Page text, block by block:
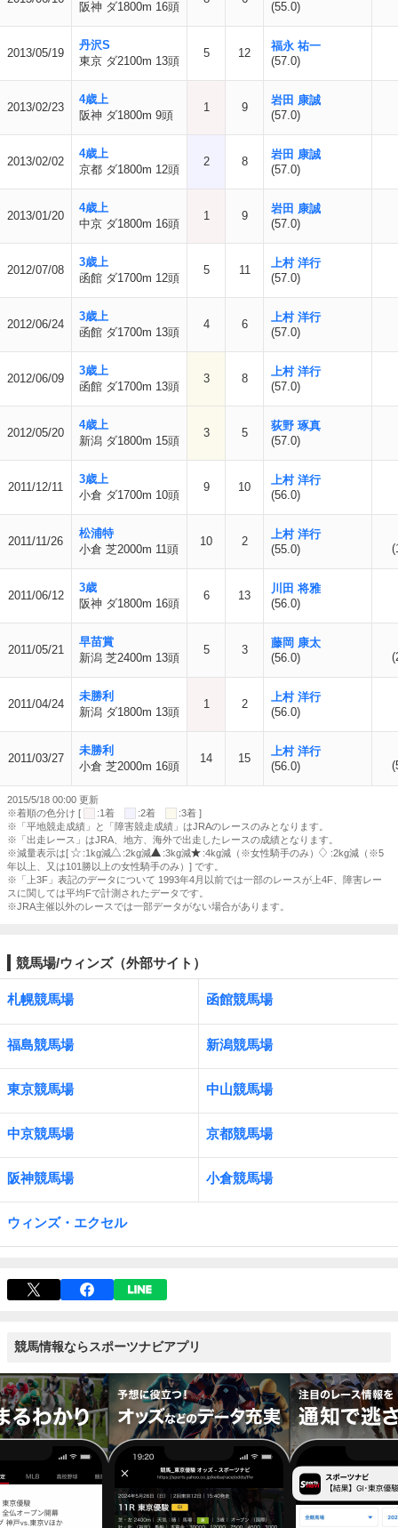
阪神 ダ1800m 16頭 (55.0)
2013/05/19
丹沢S
東京 ダ2100m 13頭
5 12
福永 祐一
(57.0)
2013/02/23
4歳上
阪神 ダ1800m 9頭
1 9
岩田 康誠
(57.0)
2013/02/02
4歳上
京都 ダ1800m 12頭
2 8
岩田 康誠
(57.0)
2013/01/20
4歳上
中京 ダ1800m 16頭
1 9
岩田 康誠
(57.0)
2012/07/08
3歳上
函館 ダ1700m 12頭
5 11
上村 洋行
(57.0)
2012/06/24
3歳上
函館 ダ1700m 13頭
4 6
上村 洋行
(57.0)
2012/06/09
3歳上
函館 ダ1700m 13頭
3 8
上村 洋行
(57.0)
2012/05/20
4歳上
新潟 ダ1800m 15頭
3 5
荻野 琢真
(57.0)
2011/12/11
3歳上
小倉 ダ1700m 10頭
9 10
上村 洋行
(56.0)
2011/11/26
松浦特
小倉 芝2000m 11頭
10 2
上村 洋行
(55.0)
2011/06/12
3歳
阪神 ダ1800m 16頭
6 13
川田 将雅
(56.0)
2011/05/21
早苗賞
新潟 芝2400m 13頭
5 3
藤岡 康太
(56.0)
2011/04/24
未勝利
新潟 ダ1800m 13頭
1 2
上村 洋行
(56.0)
2011/03/27
未勝利
小倉 芝2000m 16頭
14 15
上村 洋行
(56.0)
2015/5/18 00:00 更新
※着順の色分け [
:1着 :2着
:3着 ]
※「平地競走成績」と「障害競走成績」はJRAのレースのみとなります。
※「出走レース」はJRA、地方、海外で出走したレースの成績となります。
※減量表示は[
:1kg減 :2kg減 :3kg減 :4kg減（※女性騎手のみ）
:2kg減（※5
年以上、又は101勝以上の女性騎手のみ）] です。
※「上3F」表記のデータについて 1993年4月以前では一部のレースが上4F、障害レー
スに関しては平均Fで計測されたデータです。
※JRA主催以外のレースでは一部データがない場合があります。
競馬場/ウィンズ（外部サイト）
札幌競馬場 函館競馬場
福島競馬場 新潟競馬場
東京競馬場 中山競馬場
中京競馬場 京都競馬場
阪神競馬場 小倉競馬場
ウィンズ・エクセル
競馬情報ならスポーツナビアプリ